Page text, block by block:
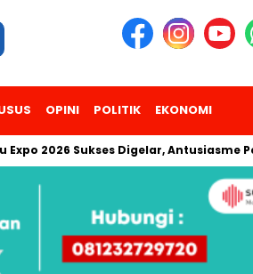
OPINI POLITIK EKONOMI
Sukses Digelar, Antusiasme